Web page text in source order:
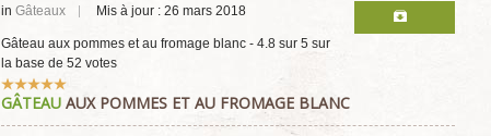
inGâteaux Mis à jour : 26 mars 2018
Gâteau aux pommes et au fromage blanc -4.8 sur5 sur
la base de52 votes
Vote
utilisateur:5/5
GÂTEAU AUX POMMES ET AU FROMAGE BLANC